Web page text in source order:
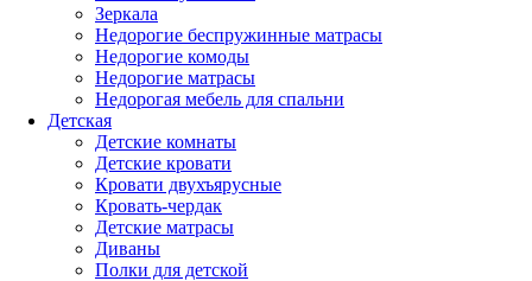
Зеркала
Недорогие беспружинные матрасы
Недорогие комоды
Недорогие матрасы
Недорогая мебель для спальни
Детская
Детские комнаты
Детские кровати
Кровати двухъярусные
Кровать-чердак
Детские матрасы
Диваны
Полки для детской